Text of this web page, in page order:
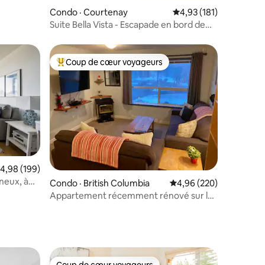
Condo · Courtenay Note moyenne de
4,93 (181)
Suite Bella Vista - Escapade en bord de
plus aimés
moyenne de 4,98 sur 5, 199 commentaires
4,98 (199)
à
Coup de cœur voyageurs parmi les plus aimés
Coup de cœur voyageurs
Condo · British Columbia Note moyenne de
4,96 (220)
Appartement récemment rénové sur le